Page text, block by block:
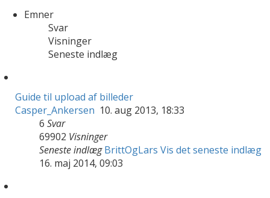
Emner
Svar
Visninger
Seneste indlæg
Guide til upload af billeder
Casper_Ankersen 10. aug 2013, 18:33
6 Svar
69902 Visninger
Seneste indlægBrittOgLars Vis det seneste indlæg
16. maj 2014, 09:03